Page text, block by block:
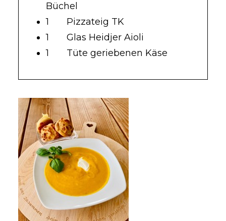
Büchel
1 Pizzateig TK
1 Glas Heidjer Aioli
1 Tüte geriebenen Käse